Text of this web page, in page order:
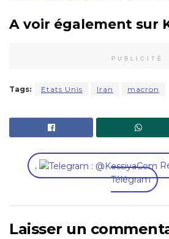
A voir également sur
PUBLICITÉ
Tags: Etats Unis Iran macron
,
Télégram
Laisser un